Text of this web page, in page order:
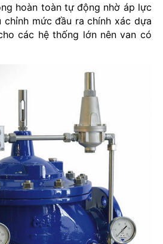
hoàn toàn tự động nhờ áp lực
mức đầu ra chính xác dựa
các hệ thống lớn nên van có